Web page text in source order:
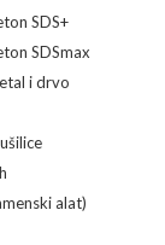
SDS+
SDSmax
i drvo
alat)